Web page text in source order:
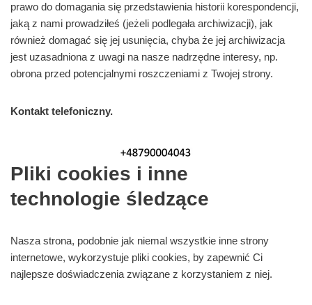
prawo do domagania się przedstawienia historii korespondencji,
jaką z nami prowadziłeś (jeżeli podlegała archiwizacji), jak
również domagać się jej usunięcia, chyba że jej archiwizacja
jest uzasadniona z uwagi na nasze nadrzędne interesy, np.
obrona przed potencjalnymi roszczeniami z Twojej strony.
Kontakt telefoniczny.
Pliki cookies i inne
technologie śledzące
Nasza strona, podobnie jak niemal wszystkie inne strony
internetowe, wykorzystuje pliki cookies, by zapewnić Ci
najlepsze doświadczenia związane z korzystaniem z niej.